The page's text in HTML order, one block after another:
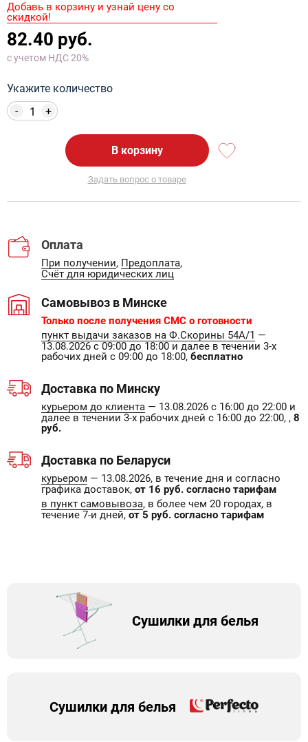
Добавь в корзину и узнай цену со
скидкой!
82.40 руб.
с учетом НДС 20%
Укажите количество
+
-
В корзину
Задать вопрос о товаре
Оплата
При получении, Предоплата,
Счёт для юридических лиц
Самовывоз в Минске
Только после получения СМС о готовности
пункт выдачи заказов на Ф.Скорины 54А/1 —
13.08.2026 с 09:00 до 18:00 и далее в течении 3-х
рабочих дней с 09:00 до 18:00, бесплатно
Доставка по Минску
курьером до клиента — 13.08.2026 с 16:00 до 22:00 и
далее в течении 3-х рабочих дней с 16:00 до 22:00, , 8
руб.
Доставка по Беларуси
курьером — 13.08.2026, в течение дня и согласно
графика доставок, от 16 руб. согласно тарифам
в пункт самовывоза, в более чем 20 городах, в
течение 7-и дней, от 5 руб. согласно тарифам
Сушилки для белья
Сушилки для белья